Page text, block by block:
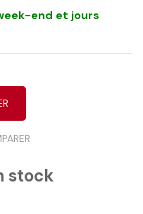
end et jours
stock